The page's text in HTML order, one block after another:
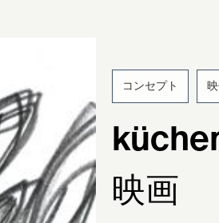
コンセプト
映画